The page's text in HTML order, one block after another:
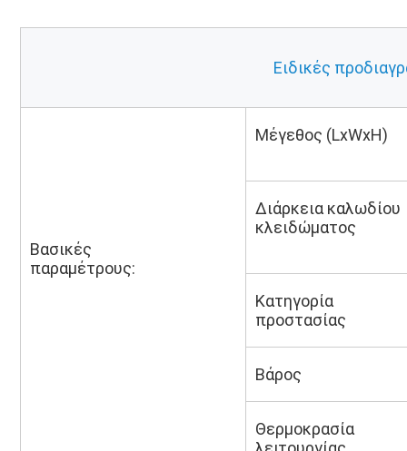
Ειδικές
Βασικές
παραμέτρους:
Μέγεθος (LxWxH)
Διάρκεια καλωδίου
κλειδώματος
Κατηγορία
προστασίας
Βάρος
Θερμοκρασία